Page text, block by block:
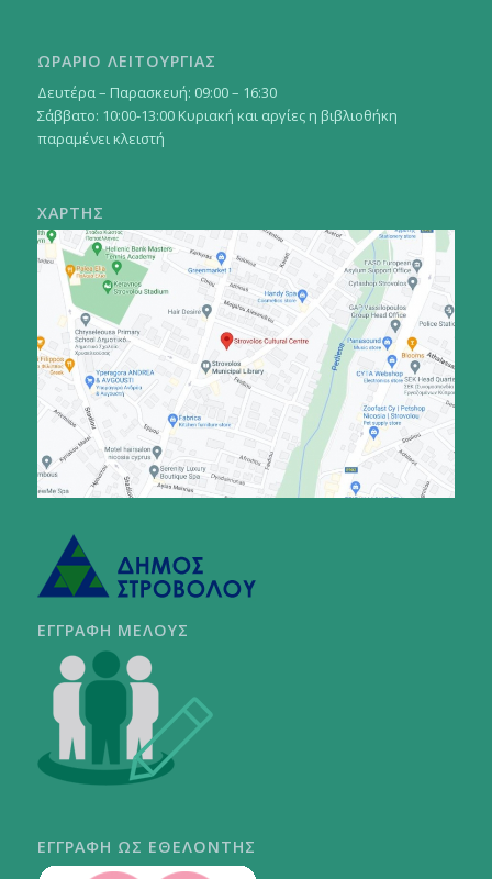
ΩΡΑΡΙΟ ΛΕΙΤΟΥΡΓΙΑΣ
Δευτέρα – Παρασκευή: 09:00 – 16:30
Σάββατο: 10:00-13:00 Κυριακή και αργίες η βιβλιοθήκη
παραμένει κλειστή
ΧΑΡΤΗΣ
ΕΓΓΡΑΦΗ ΜΕΛΟΥΣ
ΕΓΓΡΑΦΗ ΩΣ ΕΘΕΛΟΝΤΗΣ